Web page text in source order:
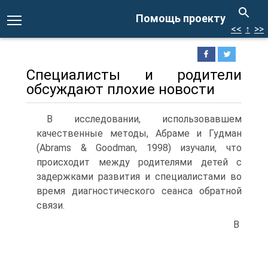
Помощь проекту
<< ↑ >>
Специалисты и родители
обсуждают плохие новости
В исследовании, использовавшем
качественные методы, Абраме и Гудман
(Abrams & Goodman, 1998) изучали, что
происходит между родителями детей с
задержками развития и специалистами во
время диагностического сеанса обратной
связи.
В